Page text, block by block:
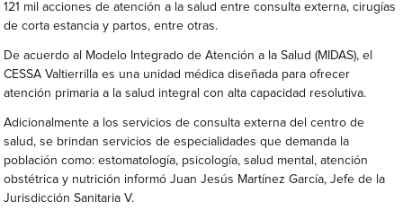
121 mil acciones de atención a la salud entre consulta externa, cirugías
de corta estancia y partos, entre otras.
De acuerdo al Modelo Integrado de Atención a la Salud (MIDAS), el
CESSA Valtierrilla es una unidad médica diseñada para ofrecer
atención primaria a la salud integral con alta capacidad resolutiva.
Adicionalmente a los servicios de consulta externa del centro de
salud, se brindan servicios de especialidades que demanda la
población como: estomatología, psicología, salud mental, atención
obstétrica y nutrición informó Juan Jesús Martínez García, Jefe de la
Jurisdicción Sanitaria V.